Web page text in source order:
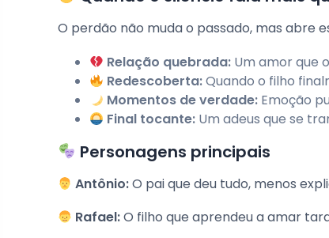
O perdão não muda o passado, mas abre
Relação quebrada: Um amor que
Redescoberta:Quando o filho
Momentos de verdade: Emoção
Final tocante: Um adeus que se
Personagens principais
Antônio:O pai que deu tudo, menos
Rafael:O filho que aprendeu a amar